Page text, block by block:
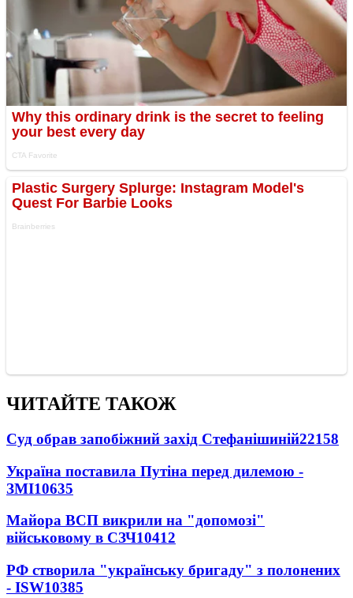
ЧИТАЙТЕ ТАКОЖ
Суд обрав запобіжний захід Стефанішиній22158
Україна поставила Путіна перед дилемою -
ЗМІ10635
Майора ВСП викрили на "допомозі"
військовому в СЗЧ10412
РФ створила "українську бригаду" з полонених
- ISW10385